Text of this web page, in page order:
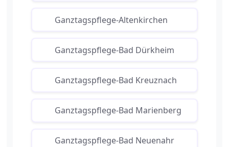
Ganztagspflege-Altenkirchen
Ganztagspflege-Bad Dürkheim
Ganztagspflege-Bad Kreuznach
Ganztagspflege-Bad Marienberg
Ganztagspflege-Bad Neuenahr